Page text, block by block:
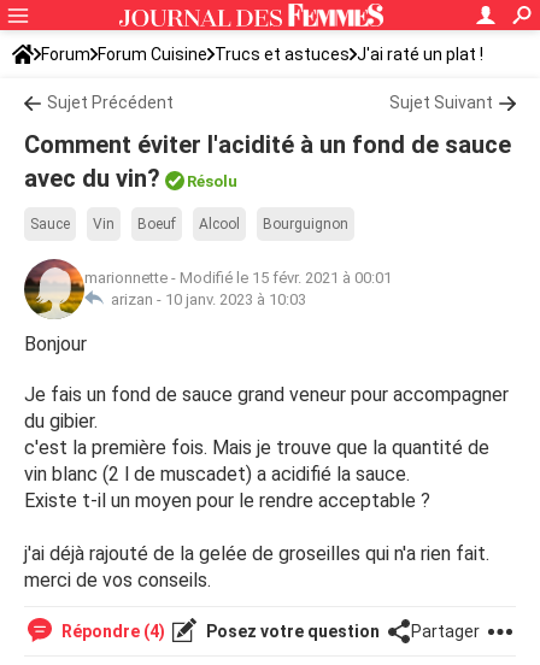
Forum Forum Cuisine Trucs et astuces J'ai raté un plat !
Sujet Précédent Sujet Suivant
Comment éviter l'acidité à un fond de sauce
avec du vin?
Résolu
Sauce Vin Boeuf Alcool Bourguignon
marionnette - Modifié le 15 févr. 2021 à 00:01
arizan - 10 janv. 2023 à 10:03
Bonjour
Je fais un fond de sauce grand veneur pour accompagner
du gibier.
c'est la première fois. Mais je trouve que la quantité de
vin blanc (2 l de muscadet) a acidifié la sauce.
Existe t-il un moyen pour le rendre acceptable ?
j'ai déjà rajouté de la gelée de groseilles qui n'a rien fait.
merci de vos conseils.
Répondre (4) Posez votre question Partager